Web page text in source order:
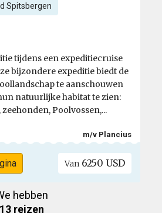
Spitsbergen
tijdens een expeditiecruise
bijzondere expeditie biedt de
te aanschouwen
natuurlijke habitat te zien:
Poolvossen,...
m/v Plancius
Van 6250 USD
hebben
13 reizen